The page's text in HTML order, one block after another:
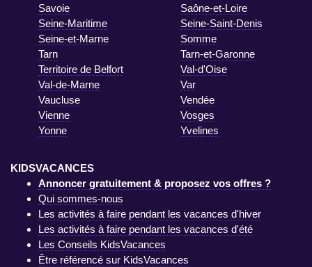
Savoie
Saône-et-Loire
Seine-Maritime
Seine-Saint-Denis
Seine-et-Marne
Somme
Tarn
Tarn-et-Garonne
Territoire de Belfort
Val-d'Oise
Val-de-Marne
Var
Vaucluse
Vendée
Vienne
Vosges
Yonne
Yvelines
KIDSVACANCES
Annoncer gratuitement & proposez vos offres ?
Qui sommes-nous
Les activités à faire pendant les vacances d'hiver
Les activités à faire pendant les vacances d'été
Les Conseils KidsVacances
Être référencé sur KidsVacances